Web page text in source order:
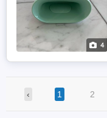
4
‹ 1 2